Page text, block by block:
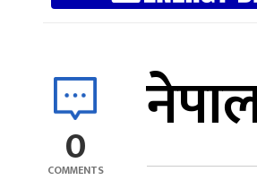
0
COMMENTS